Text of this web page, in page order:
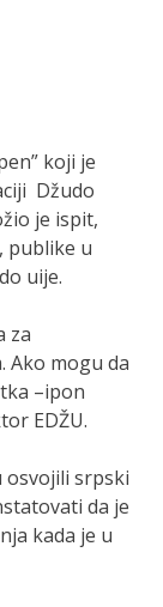
koji je
Džudo
je ispit,
publike u
uije.
za
Ako mogu da
–ipon
EDŽU.
osvojili srpski
da je
kada je u